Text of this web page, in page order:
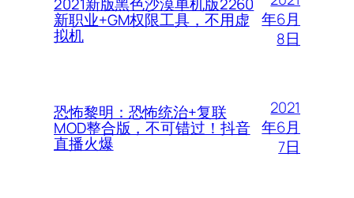
新职业+GM权限工具，不用虚
拟机
年6月
8日
恐怖黎明：恐怖统治+复联
MOD整合版，不可错过！抖音
直播火爆
2021
年6月
7日